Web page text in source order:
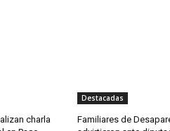
charla
Destacadas
Familiares de